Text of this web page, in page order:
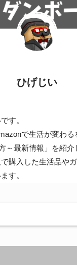
ひげじい
す。
で生活が変わる
～最新情報」を紹介
購入した生活品や
す。